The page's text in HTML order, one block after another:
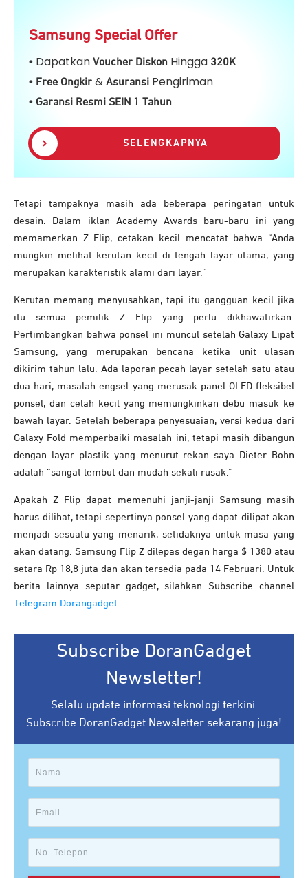
Samsung Special Offer
• Dapatkan Voucher Diskon Hingga 320K
• Free Ongkir & Asuransi Pengiriman
• Garansi Resmi SEIN 1 Tahun
SELENGKAPNYA
Tetapi tampaknya masih ada beberapa peringatan untuk
desain. Dalam iklan Academy Awards baru-baru ini yang
memamerkan Z Flip, cetakan kecil mencatat bahwa “Anda
mungkin melihat kerutan kecil di tengah layar utama, yang
merupakan karakteristik alami dari layar.”
Kerutan memang menyusahkan, tapi itu gangguan kecil jika
itu semua pemilik Z Flip yang perlu dikhawatirkan.
Pertimbangkan bahwa ponsel ini muncul setelah Galaxy Lipat
Samsung, yang merupakan bencana ketika unit ulasan
dikirim tahun lalu. Ada laporan pecah layar setelah satu atau
dua hari, masalah engsel yang merusak panel OLED fleksibel
ponsel, dan celah kecil yang memungkinkan debu masuk ke
bawah layar. Setelah beberapa penyesuaian, versi kedua dari
Galaxy Fold memperbaiki masalah ini, tetapi masih dibangun
dengan layar plastik yang menurut rekan saya Dieter Bohn
adalah “sangat lembut dan mudah sekali rusak.”
Apakah Z Flip dapat memenuhi janji-janji Samsung masih
harus dilihat, tetapi sepertinya ponsel yang dapat dilipat akan
menjadi sesuatu yang menarik, setidaknya untuk masa yang
akan datang. Samsung Flip Z dilepas degan harga $ 1380 atau
setara Rp 18,8 juta dan akan tersedia pada 14 Februari. Untuk
berita lainnya seputar gadget, silahkan Subscribe channel
Telegram Dorangadget
Subscribe DoranGadget
Newsletter!
Selalu update informasi teknologi terkini.
Subscribe DoranGadget Newsletter sekarang juga!